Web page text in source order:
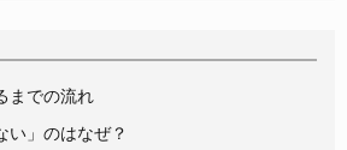
までの流れ
い」のはなぜ？